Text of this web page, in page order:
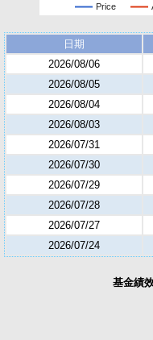
Price
日期
2026/08/06
2026/08/05
2026/08/04
2026/08/03
2026/07/31
2026/07/30
2026/07/29
2026/07/28
2026/07/27
2026/07/24
基金績